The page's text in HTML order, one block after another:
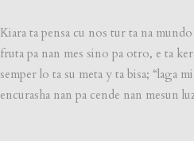
Kiara ta pensa cu nos tur ta na
fruta pa nan mes sino pa otro, e ta
semper lo ta su meta y ta bisa; “laga
encurasha nan pa cende nan mesun